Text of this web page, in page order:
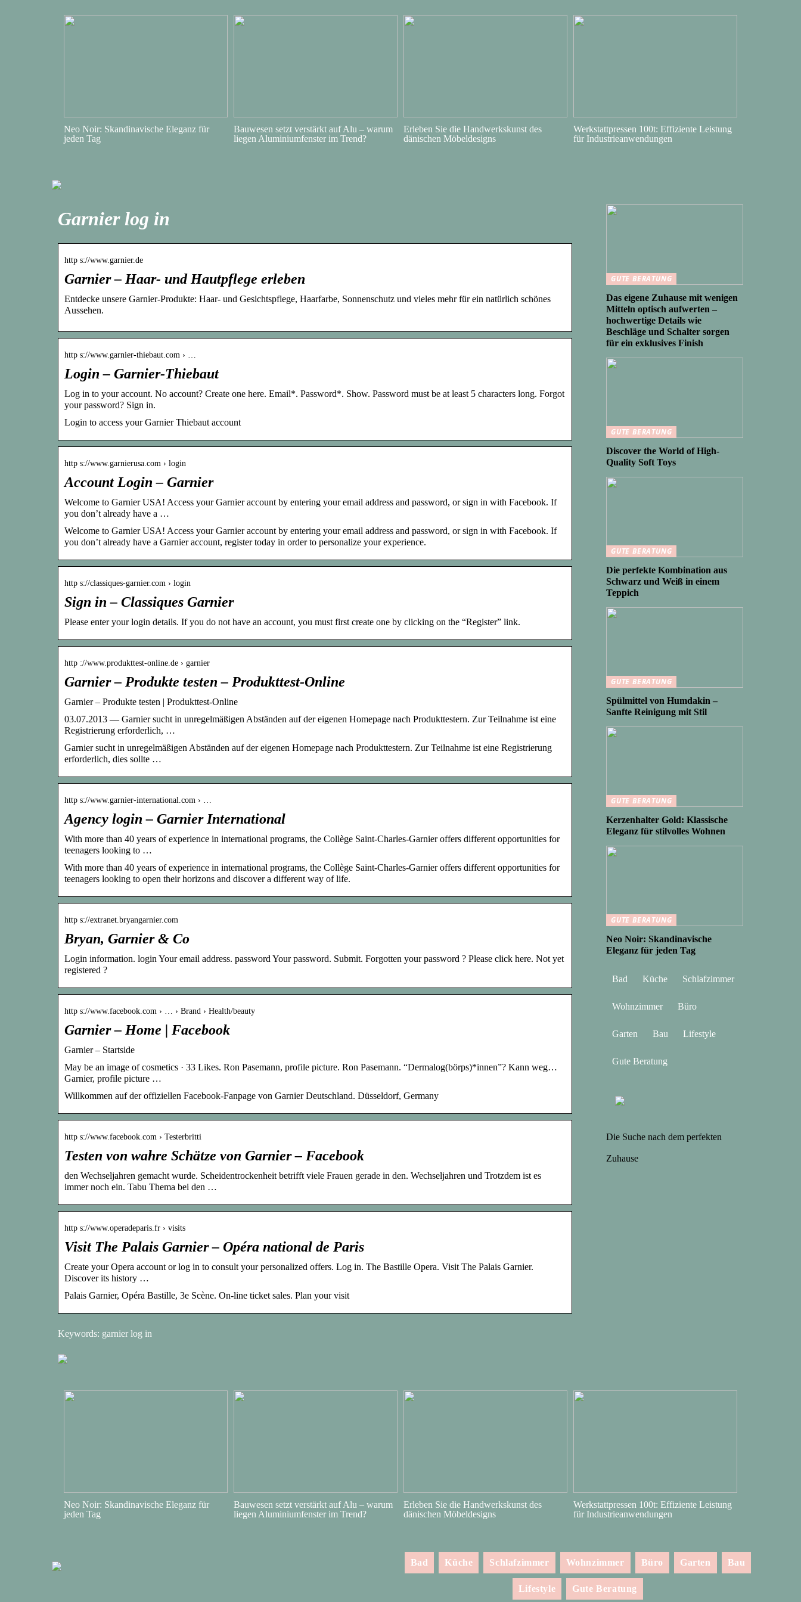
Neo Noir: Skandinavische Eleganz für
jeden Tag
Bauwesen setzt verstärkt auf Alu – warum
liegen Aluminiumfenster im Trend?
Erleben Sie die Handwerkskunst des
dänischen Möbeldesigns
Werkstattpressen 100t: Effiziente Leistung
für Industrieanwendungen
Garnier log in
http s://www.garnier.de
Garnier – Haar- und Hautpflege erleben
Entdecke unsere Garnier-Produkte: Haar- und Gesichtspflege, Haarfarbe, Sonnenschutz und vieles mehr für ein natürlich schönes
Aussehen.
http s://www.garnier-thiebaut.com › …
Login – Garnier-Thiebaut
Log in to your account. No account? Create one here. Email*. Password*. Show. Password must be at least 5 characters long. Forgot
your password? Sign in.
Login to access your Garnier Thiebaut account
http s://www.garnierusa.com › login
Account Login – Garnier
Welcome to Garnier USA! Access your Garnier account by entering your email address and password, or sign in with Facebook. If
you don’t already have a …
Welcome to Garnier USA! Access your Garnier account by entering your email address and password, or sign in with Facebook. If
you don’t already have a Garnier account, register today in order to personalize your experience.
http s://classiques-garnier.com › login
Sign in – Classiques Garnier
Please enter your login details. If you do not have an account, you must first create one by clicking on the “Register” link.
http ://www.produkttest-online.de › garnier
Garnier – Produkte testen – Produkttest-Online
Garnier – Produkte testen | Produkttest-Online
03.07.2013 — Garnier sucht in unregelmäßigen Abständen auf der eigenen Homepage nach Produkttestern. Zur Teilnahme ist eine
Registrierung erforderlich, …
Garnier sucht in unregelmäßigen Abständen auf der eigenen Homepage nach Produkttestern. Zur Teilnahme ist eine Registrierung
erforderlich, dies sollte …
http s://www.garnier-international.com › …
Agency login – Garnier International
With more than 40 years of experience in international programs, the Collège Saint-Charles-Garnier offers different opportunities for
teenagers looking to …
With more than 40 years of experience in international programs, the Collège Saint-Charles-Garnier offers different opportunities for
teenagers looking to open their horizons and discover a different way of life.
http s://extranet.bryangarnier.com
Bryan, Garnier & Co
Login information. login Your email address. password Your password. Submit. Forgotten your password ? Please click here. Not yet
registered ?
http s://www.facebook.com › … › Brand › Health/beauty
Garnier – Home | Facebook
Garnier – Startside
May be an image of cosmetics · 33 Likes. Ron Pasemann, profile picture. Ron Pasemann. “Dermalog(börps)*innen”? Kann weg…
Garnier, profile picture …
Willkommen auf der offiziellen Facebook-Fanpage von Garnier Deutschland. Düsseldorf, Germany
http s://www.facebook.com › Testerbritti
Testen von wahre Schätze von Garnier – Facebook
den Wechseljahren gemacht wurde. Scheidentrockenheit betrifft viele Frauen gerade in den. Wechseljahren und Trotzdem ist es
immer noch ein. Tabu Thema bei den …
http s://www.operadeparis.fr › visits
Visit The Palais Garnier – Opéra national de Paris
Create your Opera account or log in to consult your personalized offers. Log in. The Bastille Opera. Visit The Palais Garnier.
Discover its history …
Palais Garnier, Opéra Bastille, 3e Scène. On-line ticket sales. Plan your visit
Keywords: garnier log in
GUTE BERATUNG
Das eigene Zuhause mit wenigen
Mitteln optisch aufwerten –
hochwertige Details wie
Beschläge und Schalter sorgen
für ein exklusives Finish
GUTE BERATUNG
Discover the World of High-
Quality Soft Toys
GUTE BERATUNG
Die perfekte Kombination aus
Schwarz und Weiß in einem
Teppich
GUTE BERATUNG
Spülmittel von Humdakin –
Sanfte Reinigung mit Stil
GUTE BERATUNG
Kerzenhalter Gold: Klassische
Eleganz für stilvolles Wohnen
GUTE BERATUNG
Neo Noir: Skandinavische
Eleganz für jeden Tag
Bad Küche Schlafzimmer
Wohnzimmer Büro
Garten Bau Lifestyle
Gute Beratung
Die Suche nach dem perfekten
Zuhause
Neo Noir: Skandinavische Eleganz für
jeden Tag
Bauwesen setzt verstärkt auf Alu – warum
liegen Aluminiumfenster im Trend?
Erleben Sie die Handwerkskunst des
dänischen Möbeldesigns
Werkstattpressen 100t: Effiziente Leistung
für Industrieanwendungen
Bad Küche Schlafzimmer Wohnzimmer Büro Garten Bau
Lifestyle Gute Beratung